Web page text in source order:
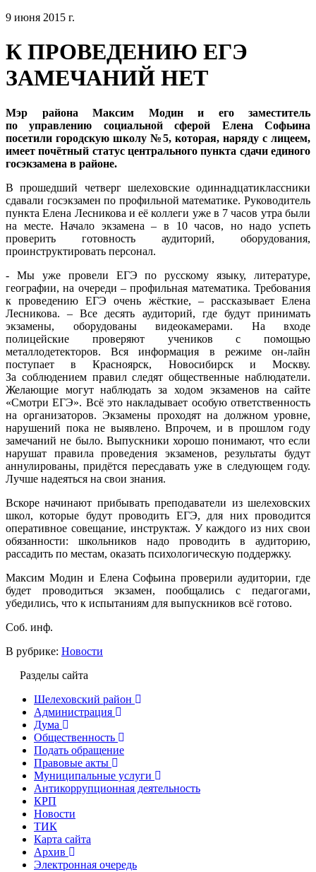
9 июня 2015 г.
К ПРОВЕДЕНИЮ ЕГЭ
ЗАМЕЧАНИЙ НЕТ
Мэр района Максим Модин и его заместитель
по управлению социальной сферой Елена Софьина
посетили городскую школу №5, которая, наряду с лицеем,
имеет почётный статус центрального пункта сдачи единого
госэкзамена в районе.
В прошедший четверг шелеховские одиннадцатиклассники
сдавали госэкзамен по профильной математике. Руководитель
пункта Елена Лесникова и её коллеги уже в 7 часов утра были
на месте. Начало экзамена – в 10 часов, но надо успеть
проверить готовность аудиторий, оборудования,
проинструктировать персонал.
- Мы уже провели ЕГЭ по русскому языку, литературе,
географии, на очереди – профильная математика. Требования
к проведению ЕГЭ очень жёсткие, – рассказывает Елена
Лесникова. – Все десять аудиторий, где будут принимать
экзамены, оборудованы видеокамерами. На входе
полицейские проверяют учеников с помощью
металлодетекторов. Вся информация в режиме он-лайн
поступает в Красноярск, Новосибирск и Москву.
За соблюдением правил следят общественные наблюдатели.
Желающие могут наблюдать за ходом экзаменов на сайте
«Смотри ЕГЭ». Всё это накладывает особую ответственность
на организаторов. Экзамены проходят на должном уровне,
нарушений пока не выявлено. Впрочем, и в прошлом году
замечаний не было. Выпускники хорошо понимают, что если
нарушат правила проведения экзаменов, результаты будут
аннулированы, придётся пересдавать уже в следующем году.
Лучше надеяться на свои знания.
Вскоре начинают прибывать преподаватели из шелеховских
школ, которые будут проводить ЕГЭ, для них проводится
оперативное совещание, инструктаж. У каждого из них свои
обязанности: школьников надо проводить в аудиторию,
рассадить по местам, оказать психологическую поддержку.
Максим Модин и Елена Софьина проверили аудитории, где
будет проводиться экзамен, пообщались с педагогами,
убедились, что к испытаниям для выпускников всё готово.
Соб. инф.
В рубрике: Новости
Разделы сайта
Шелеховский район
Администрация
Дума
Общественность
Подать обращение
Правовые акты
Муниципальные услуги
Антикоррупционная деятельность
КРП
Новости
ТИК
Карта сайта
Архив
Электронная очередь